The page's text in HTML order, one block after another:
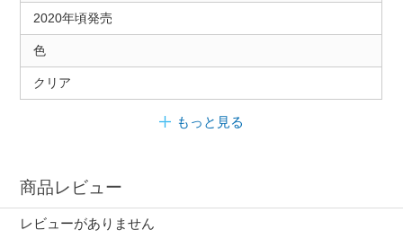
2020年頃発売
色
クリア
もっと見る
商品レビュー
レビューがありません